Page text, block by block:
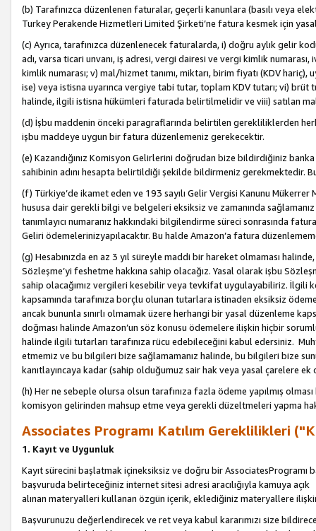
(b) Tarafınızca düzenlenen faturalar, geçerli kanunlara (basılı veya
Turkey Perakende Hizmetleri Limited Şirketi’ne fatura kesmek için
(c) Ayrıca, tarafınızca düzenlenecek faturalarda, i) doğru aylık gelir
adı, varsa ticari unvanı, iş adresi, vergi dairesi ve vergi kimlik
kimlik numarası; v) mal/hizmet tanımı, miktarı, birim fiyatı (KDV
ise) veya istisna uyarınca vergiye tabi tutar, toplam KDV tutarı; vi) brüt
halinde, ilgili istisna hükümleri faturada belirtilmelidir ve viii) satılan
(d) İşbu maddenin önceki paragraflarında belirtilen gerekliliklerden
işbu maddeye uygun bir fatura düzenlemeniz gerekecektir.
(e) Kazandığınız Komisyon Gelirlerini doğrudan bize bildirdiğiniz banka
sahibinin adını hesapta belirtildiği şekilde bildirmeniz gerekmektedir.
(f) Türkiye’de ikamet eden ve 193 sayılı Gelir Vergisi Kanunu
hususa dair gerekli bilgi ve belgeleri eksiksiz ve zamanında
tanımlayıcı numaranız hakkındaki bilgilendirme süreci sonrasında
Geliri ödemelerinizyapılacaktır. Bu halde Amazon’a fatura
(g) Hesabınızda en az 3 yıl süreyle maddi bir hareket olmaması
Sözleşme’yi feshetme hakkına sahip olacağız. Yasal olarak işbu
sahip olacağımız vergileri kesebilir veya tevkifat uygulayabiliriz. İlgili
kapsamında tarafınıza borçlu olunan tutarlara istinaden eksiksiz
ancak bununla sınırlı olmamak üzere herhangi bir yasal düzenleme
doğması halinde Amazon’un söz konusu ödemelere ilişkin hiçbir
halinde ilgili tutarları tarafınıza rücu edebileceğini kabul edersiniz.
etmemiz ve bu bilgileri bize sağlamamanız halinde, bu bilgileri bize
kanıtlayıncaya kadar (sahip olduğumuz sair hak veya yasal çarelere
(h) Her ne sebeple olursa olsun tarafınıza fazla ödeme yapılmış
komisyon gelirinden mahsup etme veya gerekli düzeltmeleri yapma
Associates Programı Katılım Gereklilikleri
1. Kayıt ve Uygunluk
Kayıt sürecini başlatmak içineksiksiz ve doğru bir AssociatesProgramı
başvuruda belirteceğiniz internet sitesi adresi aracılığıyla kamuya
alınan materyalleri kullanan özgün içerik, eklediğiniz materyallere
Başvurunuzu değerlendirecek ve ret veya kabul kararımızı size